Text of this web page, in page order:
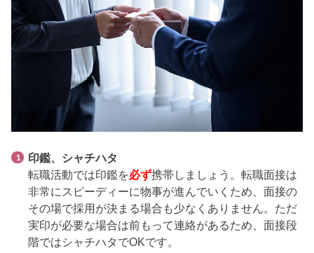
印鑑、シャチハタ
転職活動では印鑑を必ず携帯しましょう。転職面接は
非常にスピーディーに物事が進んでいくため、面接の
その場で採用が決まる場合も少なくありません。ただ
実印が必要な場合は前もって連絡があるため、面接段
階ではシャチハタでOKです。